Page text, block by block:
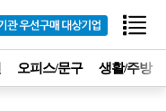
오피스/문구 생활/주방